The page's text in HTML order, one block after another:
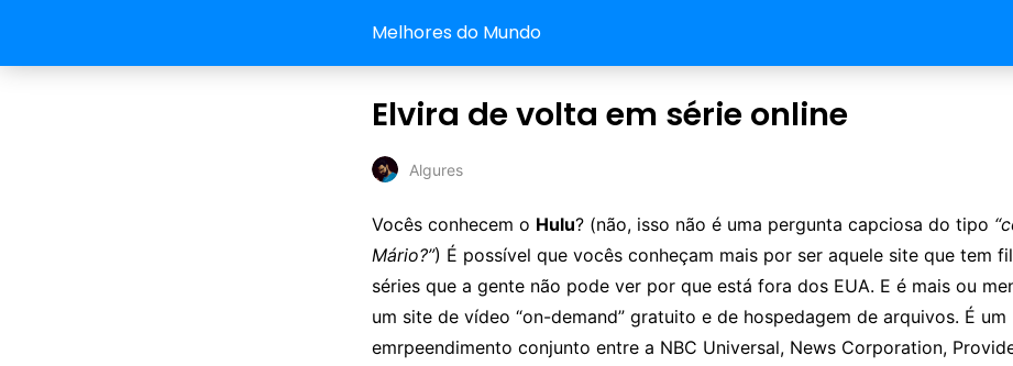
Melhores do Mundo
Elvira de volta em série online
Algures
Vocês conhecem o Hulu? (não, isso não é uma pergunta capciosa do tipo
Mário?”) É possível que vocês conheçam mais por ser aquele site que tem
séries que a gente não pode ver por que está fora dos EUA. E é mais ou
um site de vídeo “on-demand” gratuito e de hospedagem de arquivos. É um
emrpeendimento conjunto entre a NBC Universal, News Corporation,